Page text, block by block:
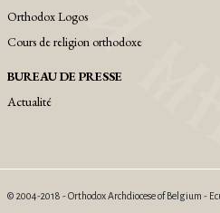
Orthodox Logos
Cours de religion orthodoxe
BUREAU DE PRESSE
Actualité
© 2004-2018 - Orthodox Archdiocese of Belgium -